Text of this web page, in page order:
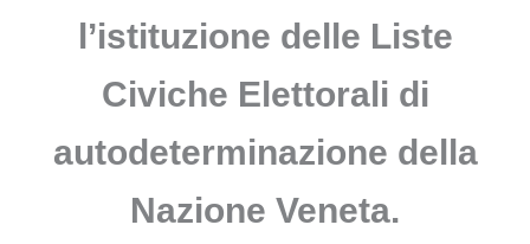
l’istituzione delle Liste
Civiche Elettorali di
autodeterminazione della
Nazione Veneta.